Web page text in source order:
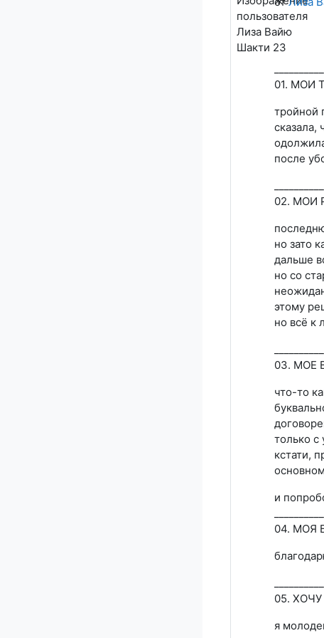
01. МОИ
тройной
сказала,
после
02. МОИ
но зато
дальше
но со
этому
но всё к
03. МОЕ
что-то
только с
кстати,
и
04. МОЯ
05.
я